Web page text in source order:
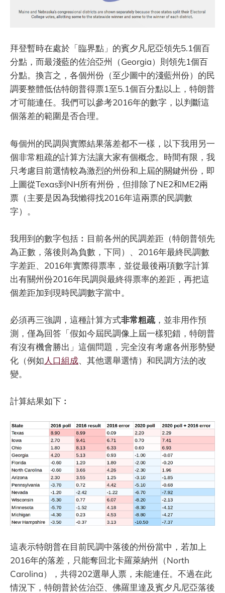
拜登暫時在處於「臨界點」的賓夕凡尼亞領先5.1個百
分點，而最淺藍的佐治亞州（Georgia）則領先1個百
分點。換言之，各個州份（至少圖中的淺藍州份）的民
調要整體低估特朗普得票1至5.1個百分點以上，特朗普
才可能連任。我們可以參考2016年的數字，以判斷這
個落差的範圍是否合理。
每個州的民調與實際結果落差都不一樣，以下我用另一
個非常粗疏的計算方法讓大家有個概念。時間有限，我
只考慮目前選情較為激烈的州份和上屆的關鍵州份，即
上圖從Texas到NH所有州份，但排除了NE2和ME2兩
票（主要是因為我懶得找2016年這兩票的民調數
字）。
我用到的數字包括︰目前各州的民調差距（特朗普領先
為正數，落後則為負數，下同）、2016年最終民調數
字差距、2016年實際得票率，並從最後兩項數字計算
出有關州份2016年民調與最終得票率的差距，再把這
個差距加到現時民調數字當中。
必須再三強調，這種計算方式非常粗疏，並非用作預
測，僅為回答「假如今屆民調像上屆一樣犯錯，特朗普
有沒有機會勝出」這個問題，完全沒有考慮各州形勢變
化（例如 人口組成、其他選舉選情）和民調方法的改
變。
計算結果如下︰
這表示特朗普在目前民調中落後的州份當中，若加上
2016年的落差，只能奪回北卡羅萊納州（North
Carolina），共得202選舉人票，未能連任。不過在此
情況下，特朗普於佐治亞、佛羅里達及賓夕凡尼亞落後